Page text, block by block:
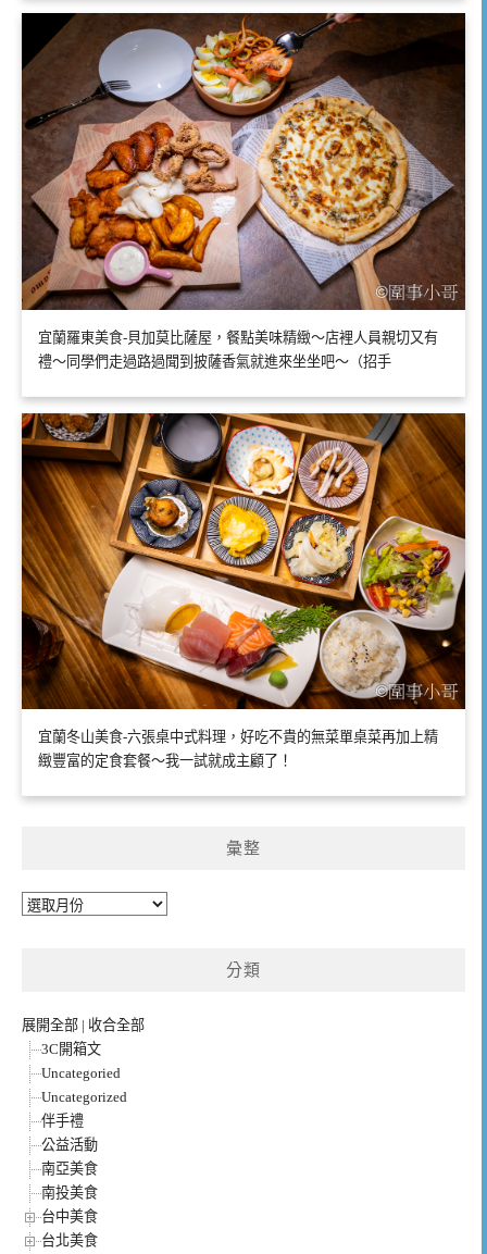
宜蘭羅東美食-貝加莫比薩屋，餐點美味精緻～店裡人員親切又有
禮～同學們走過路過聞到披薩香氣就進來坐坐吧～（招手
宜蘭冬山美食-六張桌中式料理，好吃不貴的無菜單桌菜再加上精
緻豐富的定食套餐～我一試就成主顧了！
彙整
彙
分類
展開全部 | 收合全部
3C開箱文
Uncategoried
Uncategorized
伴手禮
公益活動
南亞美食
南投美食
台中美食
台北美食